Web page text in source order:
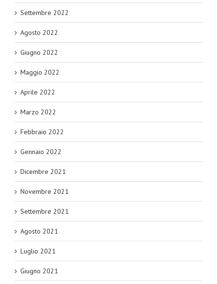
Settembre 2022
Agosto 2022
Giugno 2022
Maggio 2022
Aprile 2022
Marzo 2022
Febbraio 2022
Gennaio 2022
Dicembre 2021
Novembre 2021
Settembre 2021
Agosto 2021
Luglio 2021
Giugno 2021